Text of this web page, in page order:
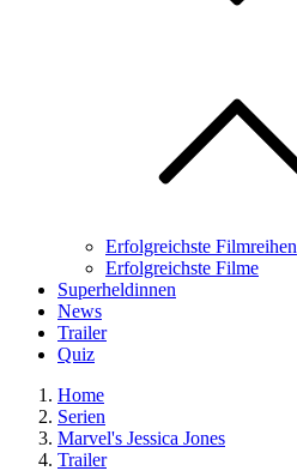
Erfolgreichste Filmreihen
Erfolgreichste Filme
Superheldinnen
News
Trailer
Quiz
Home
Serien
Marvel's Jessica Jones
Trailer